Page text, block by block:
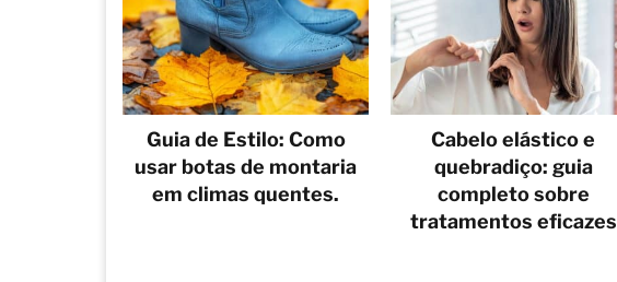
Guia de Estilo: Como
usar botas de montaria
em climas quentes.
Cabelo elástico e
quebradiço: guia
completo sobre
tratamentos eficazes